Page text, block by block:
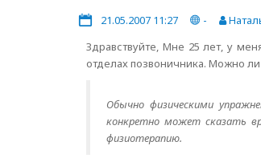
21.05.2007 11:27 -
Здравствуйте, Мне 25 лет, у
отделах позвоничника. Можно
Обычно физическими
конкретно может сказать
физиотерапию.